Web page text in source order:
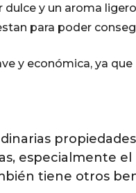
dulce y un aroma
para poder
y económica, ya que
especialmente el
tiene otros